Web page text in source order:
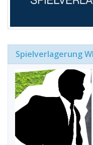
Spielverlagerung